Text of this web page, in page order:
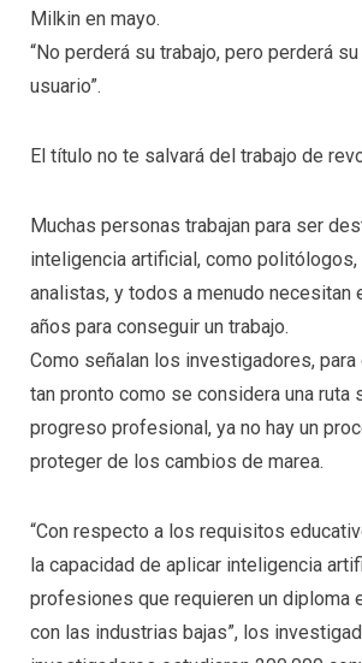
Milkin en mayo.
“No perderá su trabajo, pero perderá su
usuario”.
El título no te salvará del trabajo de
Muchas personas trabajan para ser
inteligencia artificial, como
analistas, y todos a menudo necesitan
años para conseguir un trabajo.
Como señalan los investigadores,
tan pronto como se considera una ruta
progreso profesional, ya no hay un
proteger de los cambios de marea.
“Con respecto a los requisitos
la capacidad de aplicar inteligencia
profesiones que requieren un diploma
con las industrias bajas”, los